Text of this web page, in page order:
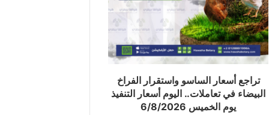
تراجع أسعار الساسو واستقرار الفراخ
البيضاء في تعاملات.. اليوم أسعار التنفيذ
يوم الخميس 6/8/2026